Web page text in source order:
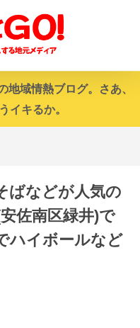
地域情熱ブログ。さあ、
イキるか。
ばなどが人気の
佐南区緑井)で
ハイボールなど